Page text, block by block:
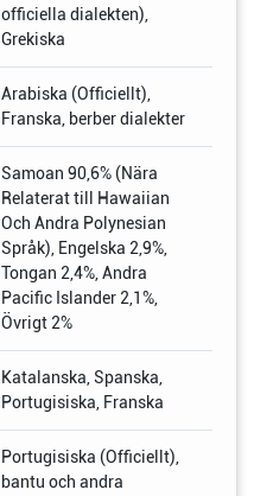
officiella dialekten),
Grekiska
Arabiska (Officiellt),
Franska, berber dialekter
Samoan 90,6% (Nära
Relaterat till Hawaiian
Och Andra Polynesian
Språk), Engelska 2,9%,
Tongan 2,4%, Andra
Pacific Islander 2,1%,
Övrigt 2%
Katalanska, Spanska,
Portugisiska, Franska
Portugisiska (Officiellt),
bantu och andra